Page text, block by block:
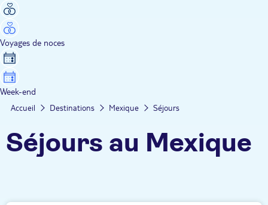
Voyages de noces
Week-end
Accueil Destinations Mexique Séjours
Séjours au Mexique